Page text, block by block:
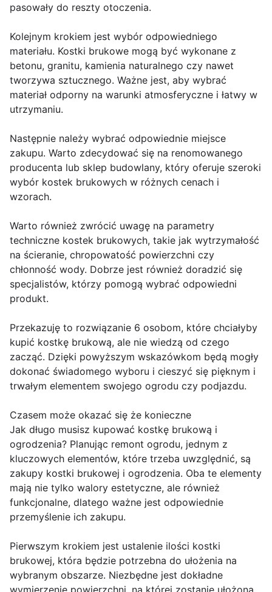
pasowały do reszty otoczenia.
Kolejnym krokiem jest wybór odpowiedniego
materiału. Kostki brukowe mogą być wykonane z
betonu, granitu, kamienia naturalnego czy nawet
tworzywa sztucznego. Ważne jest, aby wybrać
materiał odporny na warunki atmosferyczne i łatwy w
utrzymaniu.
Następnie należy wybrać odpowiednie miejsce
zakupu. Warto zdecydować się na renomowanego
producenta lub sklep budowlany, który oferuje szeroki
wybór kostek brukowych w różnych cenach i
wzorach.
Warto również zwrócić uwagę na parametry
techniczne kostek brukowych, takie jak wytrzymałość
na ścieranie, chropowatość powierzchni czy
chłonność wody. Dobrze jest również doradzić się
specjalistów, którzy pomogą wybrać odpowiedni
produkt.
Przekazuję to rozwiązanie 6 osobom, które chciałyby
kupić kostkę brukową, ale nie wiedzą od czego
zacząć. Dzięki powyższym wskazówkom będą mogły
dokonać świadomego wyboru i cieszyć się pięknym i
trwałym elementem swojego ogrodu czy podjazdu.
Czasem może okazać się że konieczne
Jak długo musisz kupować kostkę brukową i
ogrodzenia? Planując remont ogrodu, jednym z
kluczowych elementów, które trzeba uwzględnić, są
zakupy kostki brukowej i ogrodzenia. Oba te elementy
mają nie tylko walory estetyczne, ale również
funkcjonalne, dlatego ważne jest odpowiednie
przemyślenie ich zakupu.
Pierwszym krokiem jest ustalenie ilości kostki
brukowej, która będzie potrzebna do ułożenia na
wybranym obszarze. Niezbędne jest dokładne